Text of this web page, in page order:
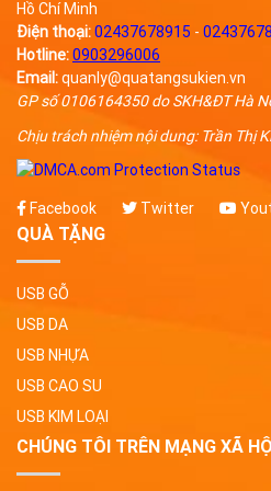
Hồ Chí Minh
Điện thoại:02437678915 -
Hotline:0903296006
Email:quanly@quatangsukien.vn
GP số 0106164350 do SKH&ĐT Hà
Chịu trách nhiệm nội dung: Trần Thị
Facebook Twitter
QUÀ TẶNG
USB GỖ
USB DA
USB NHỰA
USB CAO SU
USB KIM LOẠI
CHÚNG TÔI TRÊN MẠNG XÃ